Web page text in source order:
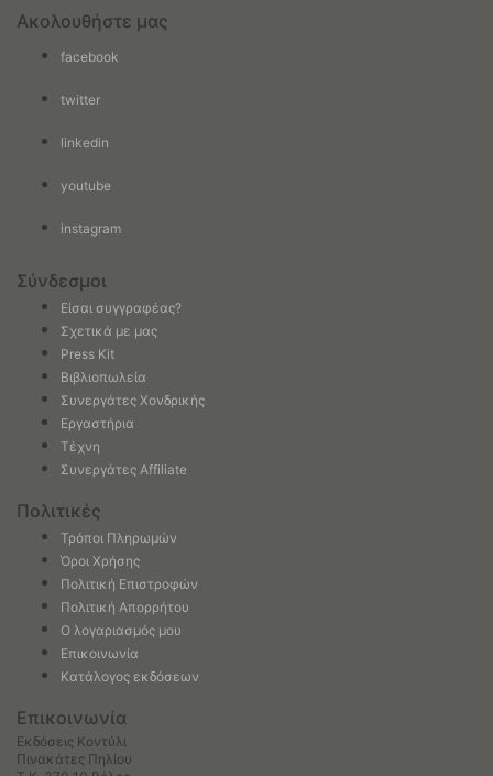
Ακολουθήστε μας
facebook
twitter
linkedin
youtube
instagram
Σύνδεσμοι
Είσαι συγγραφέας?
Σχετικά με μας
Press Kit
Βιβλιοπωλεία
Συνεργάτες Χονδρικής
Εργαστήρια
Τέχνη
Συνεργάτες Affiliate
Πολιτικές
Τρόποι Πληρωμών
Όροι Χρήσης
Πολιτική Επιστροφών
Πολιτική Απορρήτου
Ο λογαριασμός μου
Επικοινωνία
Κατάλογος εκδόσεων
Επικοινωνία
Εκδόσεις Κοντύλι
Πινακάτες Πηλίου